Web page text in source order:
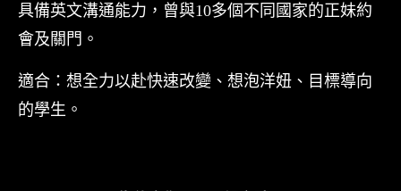
具備英文溝通能力，曾與10多個不同國家的正妹約
會及關門。
適合：想全力以赴快速改變、想泡洋妞、目標導向
的學生。